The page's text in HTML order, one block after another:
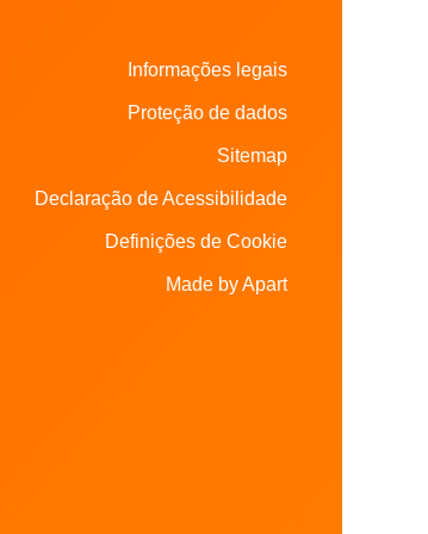
Informações legais
Proteção de dados
Sitemap
Declaração de Acessibilidade
Definições de Cookie
Made by Apart